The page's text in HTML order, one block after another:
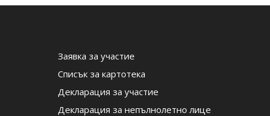
Заявка за участие
Списък за картотека
Декларация за участие
Декларация за непълнолетно лице